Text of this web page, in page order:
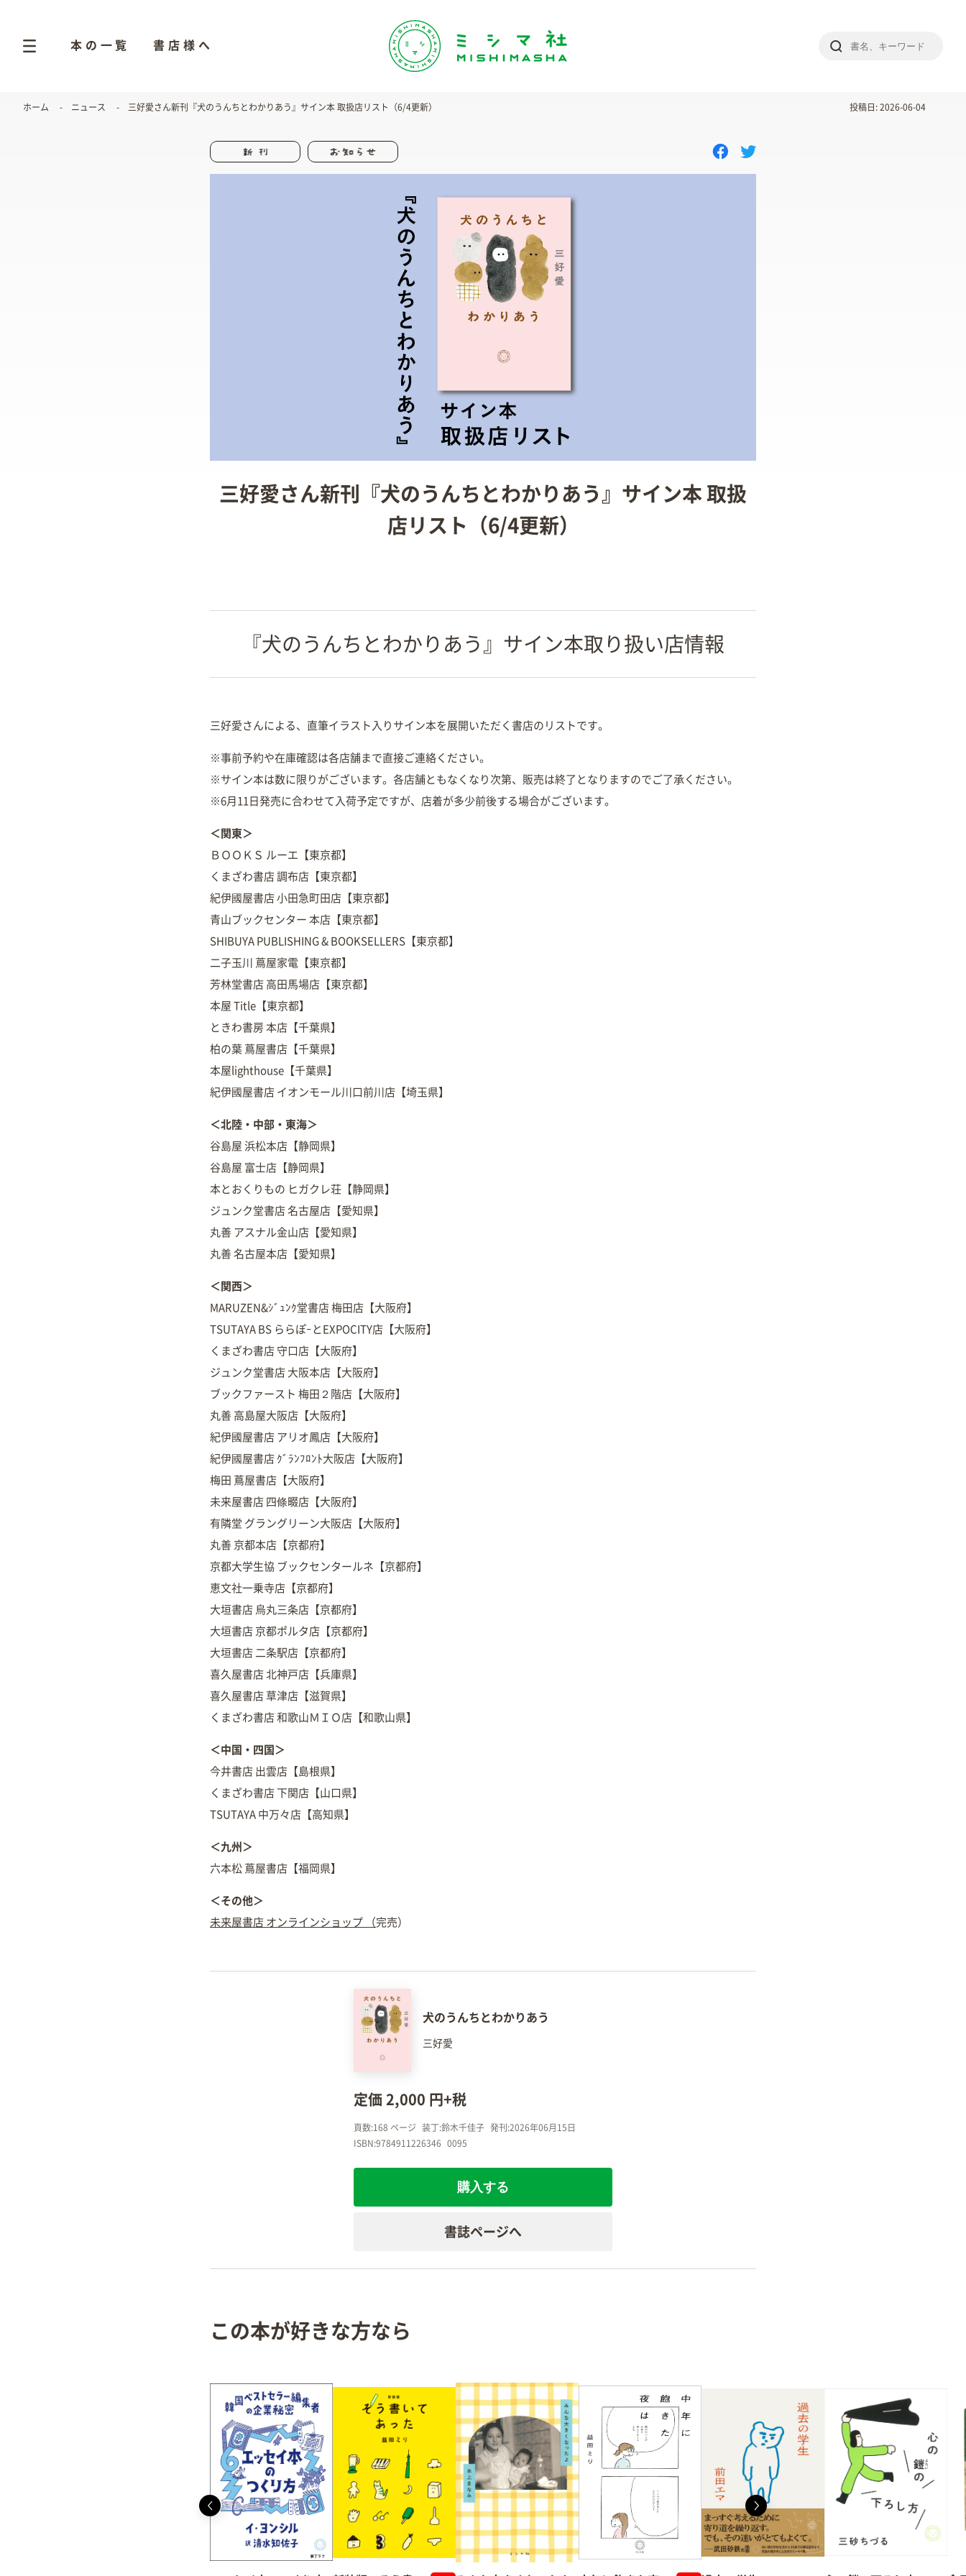
本の一覧 書店様へ
ホーム ニュース 三好愛さん新刊『犬のうんちとわかりあう』サイン本 取扱店リスト（6/4更新） 投稿日: 2026-06-04
三好愛さん新刊『犬のうんちとわかりあう』サイン本 取扱
店リスト（6/4更新）
『犬のうんちとわかりあう』サイン本取り扱い店情報
三好愛さんによる、直筆イラスト入りサイン本を展開いただく書店のリストです。
※事前予約や在庫確認は各店舗まで直接ご連絡ください。
※サイン本は数に限りがございます。各店舗ともなくなり次第、販売は終了となりますのでご了承ください。
※6月11日発売に合わせて入荷予定ですが、店着が多少前後する場合がございます。
＜関東＞
ＢＯＯＫＳ ルーエ【東京都】
くまざわ書店 調布店【東京都】
紀伊國屋書店 小田急町田店【東京都】
青山ブックセンター 本店【東京都】
SHIBUYA PUBLISHING & BOOKSELLERS【東京都】
二子玉川 蔦屋家電【東京都】
芳林堂書店 高田馬場店【東京都】
本屋 Title【東京都】
ときわ書房 本店【千葉県】
柏の葉 蔦屋書店【千葉県】
本屋lighthouse【千葉県】
紀伊國屋書店 イオンモール川口前川店【埼玉県】
＜北陸・中部・東海＞
谷島屋 浜松本店【静岡県】
谷島屋 富士店【静岡県】
本とおくりもの ヒガクレ荘【静岡県】
ジュンク堂書店 名古屋店【愛知県】
丸善 アスナル金山店【愛知県】
丸善 名古屋本店【愛知県】
＜関西＞
MARUZEN&ｼﾞｭﾝｸ堂書店 梅田店【大阪府】
TSUTAYA BS ららぽｰとEXPOCITY店【大阪府】
くまざわ書店 守口店【大阪府】
ジュンク堂書店 大阪本店【大阪府】
ブックファースト 梅田２階店【大阪府】
丸善 高島屋大阪店【大阪府】
紀伊國屋書店 アリオ鳳店【大阪府】
紀伊國屋書店 ｸﾞﾗﾝﾌﾛﾝﾄ大阪店【大阪府】
梅田 蔦屋書店【大阪府】
未来屋書店 四條畷店【大阪府】
有隣堂 グラングリーン大阪店【大阪府】
丸善 京都本店【京都府】
京都大学生協 ブックセンタールネ【京都府】
恵文社一乗寺店【京都府】
大垣書店 烏丸三条店【京都府】
大垣書店 京都ポルタ店【京都府】
大垣書店 二条駅店【京都府】
喜久屋書店 北神戸店【兵庫県】
喜久屋書店 草津店【滋賀県】
くまざわ書店 和歌山ＭＩＯ店【和歌山県】
＜中国・四国＞
今井書店 出雲店【島根県】
くまざわ書店 下関店【山口県】
TSUTAYA 中万々店【高知県】
＜九州＞
六本松 蔦屋書店【福岡県】
＜その他＞
未来屋書店 オンラインショップ （ 完売）
犬のうんちとわかりあう
三好愛
定価 2,000 円+税
頁数:168 ページ 装丁:鈴木千佳子
発刊:2026年06月15日
ISBN:9784911226346
0095
購入する
書誌ページへ
この本が好きな方なら